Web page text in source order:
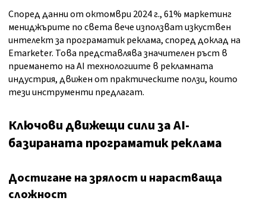
Според данни от октомври 2024 г., 61% маркетинг
мениджърите по света вече използват изкуствен
интелект за програматик реклама, според доклад на
Emarketer. Това представлява значителен ръст в
приемането на AI технологиите в рекламната
индустрия, движен от практическите ползи, които
тези инструменти предлагат.
Ключови движещи сили за AI-
базираната програматик реклама
Достигане на зрялост и нарастваща
сложност